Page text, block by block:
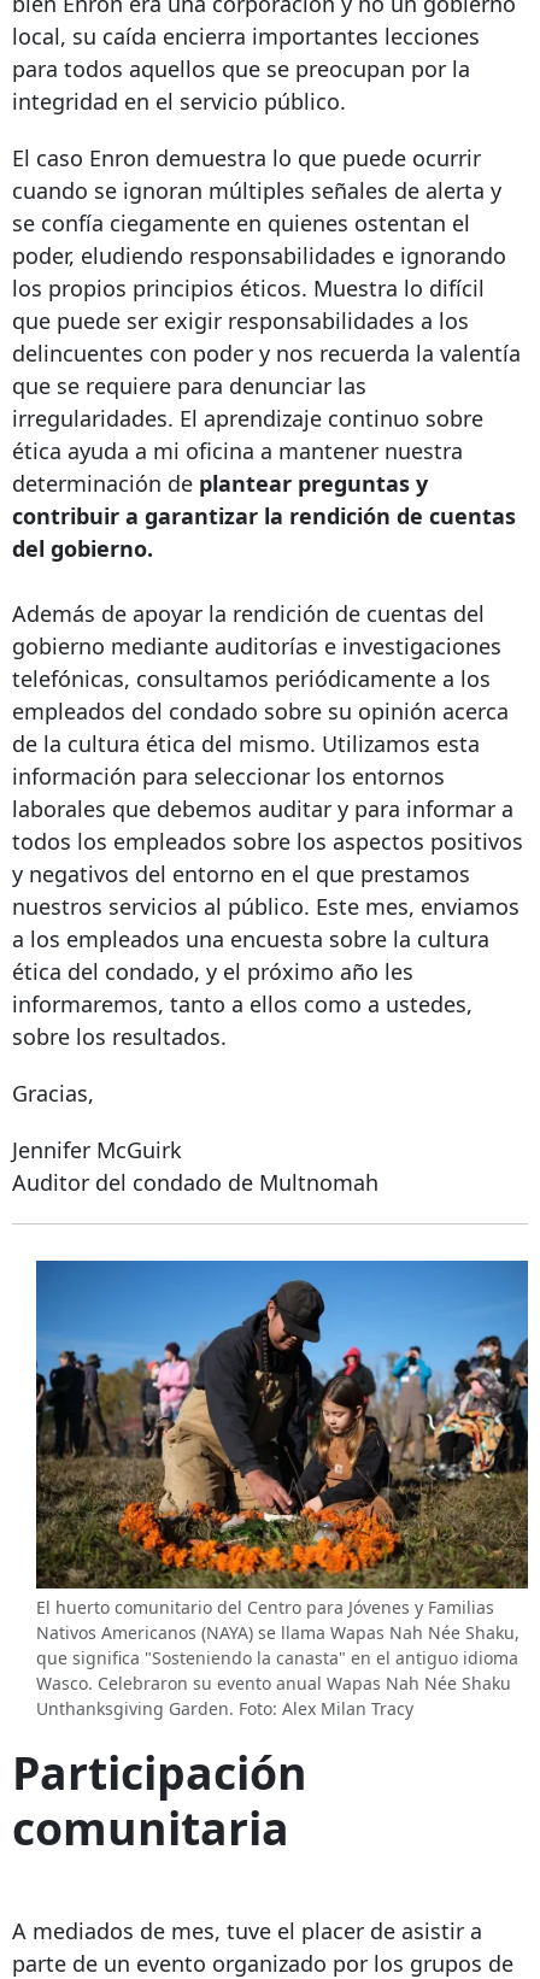
local, su caída encierra importantes lecciones
para todos aquellos que se preocupan por la
integridad en el servicio público.
El caso Enron demuestra lo que puede ocurrir
cuando se ignoran múltiples señales de alerta y
se confía ciegamente en quienes ostentan el
poder, eludiendo responsabilidades e ignorando
los propios principios éticos. Muestra lo difícil
que puede ser exigir responsabilidades a los
delincuentes con poder y nos recuerda la valentía
que se requiere para denunciar las
irregularidades. El aprendizaje continuo sobre
ética ayuda a mi oficina a mantener nuestra
determinación de plantear preguntas y
contribuir a garantizar la rendición de cuentas
del gobierno.
Además de apoyar la rendición de cuentas del
gobierno mediante auditorías e investigaciones
telefónicas, consultamos periódicamente a los
empleados del condado sobre su opinión acerca
de la cultura ética del mismo. Utilizamos esta
información para seleccionar los entornos
laborales que debemos auditar y para informar a
todos los empleados sobre los aspectos positivos
y negativos del entorno en el que prestamos
nuestros servicios al público. Este mes, enviamos
a los empleados una encuesta sobre la cultura
ética del condado, y el próximo año les
informaremos, tanto a ellos como a ustedes,
sobre los resultados.
Gracias,
Jennifer McGuirk
Auditor del condado de Multnomah
El huerto comunitario del Centro para Jóvenes y Familias
Nativos Americanos (NAYA) se llama Wapas Nah Née Shaku,
que significa "Sosteniendo la canasta" en el antiguo idioma
Wasco. Celebraron su evento anual Wapas Nah Née Shaku
Unthanksgiving Garden. Foto: Alex Milan Tracy
Participación
comunitaria
A mediados de mes, tuve el placer de asistir a
parte de un evento organizado por los grupos de